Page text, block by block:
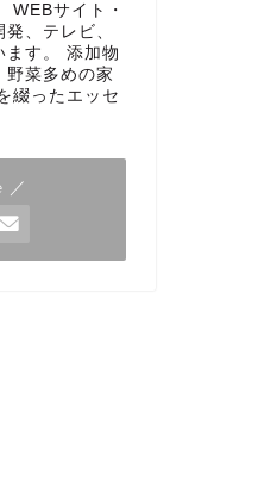
WEBサイト・
、テレビ、
ます。 添加物
野菜多めの家
綴ったエッセ
／